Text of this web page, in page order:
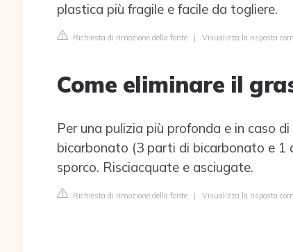
plastica più fragile e facile da togliere.
Richiesta di rimozione della fonte | Visualizza la risposta
Come eliminare il
Per una pulizia più profonda e in caso
bicarbonato (3 parti di bicarbonato e 1
sporco. Risciacquate e asciugate.
Richiesta di rimozione della fonte | Visualizza la risposta